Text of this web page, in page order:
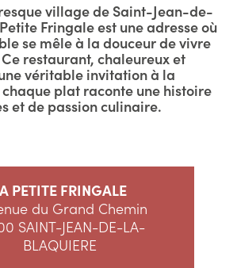
village de Saint-Jean-de-
Fringale est une adresse où
se mêle à la douceur de vivre
restaurant, chaleureux et
véritable invitation à la
plat raconte une histoire
et de passion culinaire.
PETITE FRINGALE
du Grand Chemin
SAINT-JEAN-DE-LA-
BLAQUIERE